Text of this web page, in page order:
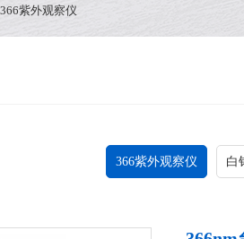
366紫外观察仪
366紫外观察仪 白